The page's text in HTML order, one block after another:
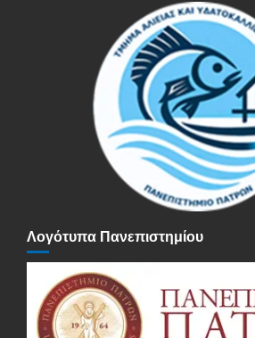
Λογότυπα Πανεπιστημίου